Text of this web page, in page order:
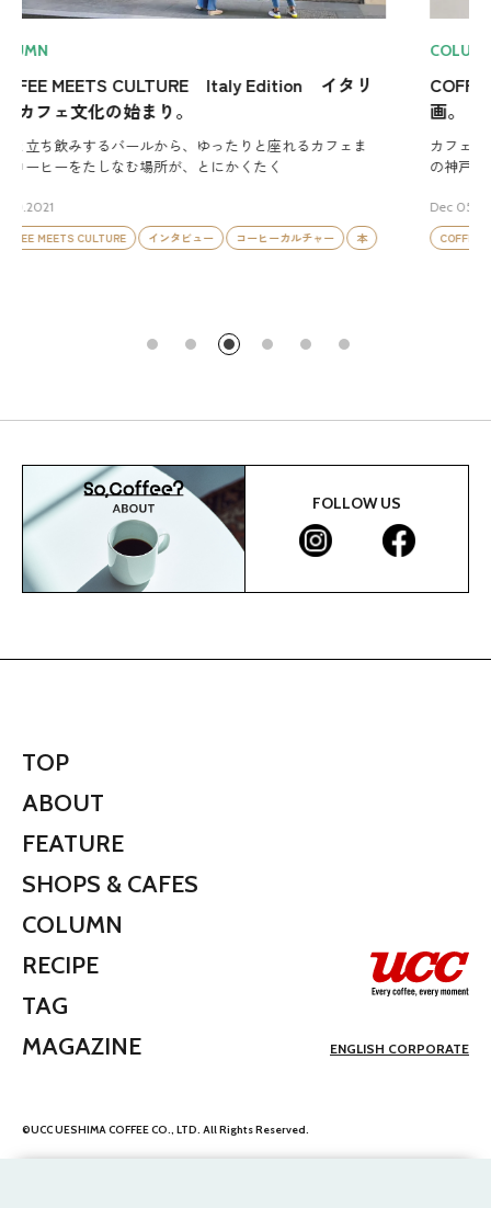
タリ
ェま
本
COFFEE MEETS CULTURE コーヒーが主題の絵
画。
カフェやコーヒーをモチーフとした絵画は多い。今回は
の神戸本社ロビー、コーヒー博物館など
COFFEE MEETS CULTURE
インタビュー コーヒーカルチャー
FOLLOW US
TOP
ABOUT
FEATURE
SHOPS & CAFES
COLUMN
RECIPE
TAG
MAGAZINE
ENGLISH CORPORATE
©UCC UESHIMA COFFEE CO., LTD. All Rights Reserved.